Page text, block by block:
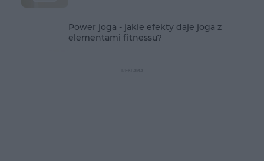
Power joga - jakie efekty daje joga z
elementami fitnessu?